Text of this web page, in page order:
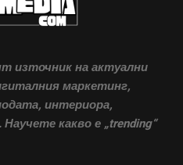
източник на актуални
маркетинг,
интериора,
какво е „trending“